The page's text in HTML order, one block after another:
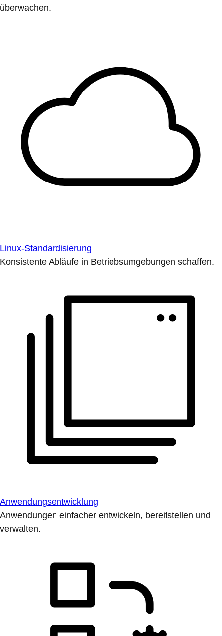
überwachen.
Linux-Standardisierung
Konsistente Abläufe in Betriebsumgebungen schaffen.
Anwendungsentwicklung
Anwendungen einfacher entwickeln, bereitstellen und
verwalten.